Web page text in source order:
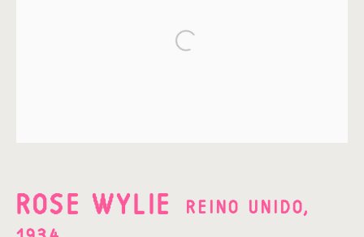
Nombre*
Open a larger version of the
ROSE WYLIE
REINO UNIDO,